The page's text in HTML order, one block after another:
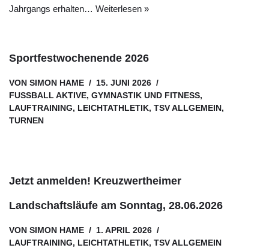
Jahrgangs erhalten… Weiterlesen »
Sportfestwochenende 2026
VON SIMON HAME
15. JUNI 2026
FUSSBALL AKTIVE
, GYMNASTIK UND FITNESS,
LAUFTRAINING, LEICHTATHLETIK, TSV ALLGEMEIN ,
TURNEN
Jetzt anmelden! Kreuzwertheimer
Landschaftsläufe am Sonntag, 28.06.2026
VON SIMON HAME
1. APRIL 2026
LAUFTRAINING, LEICHTATHLETIK, TSV ALLGEMEIN